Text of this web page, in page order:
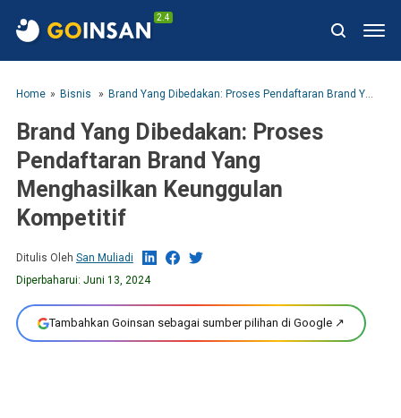
2.4
Home Bisnis Brand Yang Dibedakan: Proses Pendaftaran Brand Yang Menghasilkan Keunggulan Kompetitif
Brand Yang Dibedakan: Proses
Pendaftaran Brand Yang
Menghasilkan Keunggulan
Kompetitif
Ditulis Oleh San Muliadi
Diperbaharui: Juni 13, 2024
Tambahkan Goinsan sebagai sumber pilihan di Google ↗